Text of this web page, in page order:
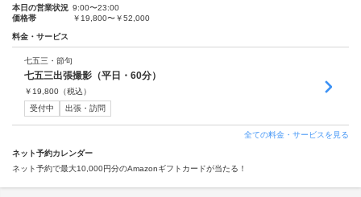
本日の営業状況 9:00〜23:00
価格帯
￥19,800〜￥52,000
料金・サービス
七五三・節句
七五三出張撮影（平日・60分）
￥ 19,800 （税込）
受付中
出張・訪問
全ての料金・サービスを見る
ネット予約カレンダー
ネット予約で最大10,000円分のAmazonギフトカードが当たる！